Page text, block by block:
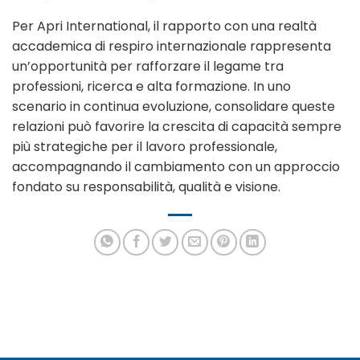
Per Apri International, il rapporto con una realtà
accademica di respiro internazionale rappresenta
un’opportunità per rafforzare il legame tra
professioni, ricerca e alta formazione. In uno
scenario in continua evoluzione, consolidare queste
relazioni può favorire la crescita di capacità sempre
più strategiche per il lavoro professionale,
accompagnando il cambiamento con un approccio
fondato su responsabilità, qualità e visione.